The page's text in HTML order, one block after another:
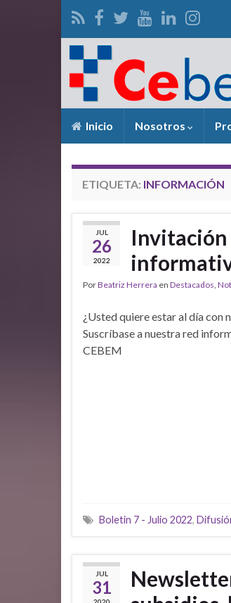
Inicio Nosotros
ETIQUETA: INFORMACIÓN
JUL
26
2022
Invitación
PorBeatriz Herrera en Destacados,
¿Usted quiere estar al día con
Suscríbase a nuestra red
CEBEM
Boletin 7 - Julio 2022,
JUL
31